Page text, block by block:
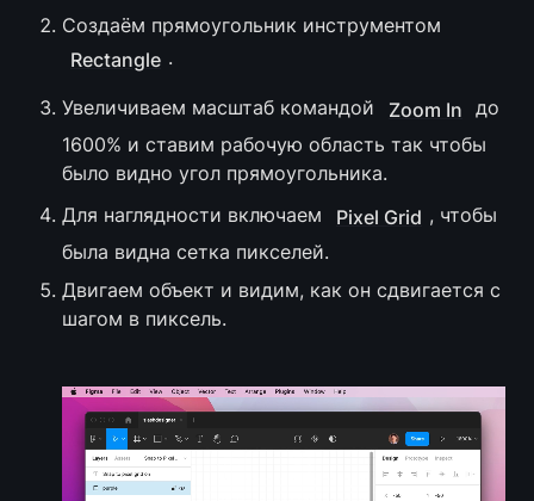
Создаём прямоугольник инструментом
Rectangle .
Увеличиваем масштаб командой Zoom In до
1600% и ставим рабочую область так чтобы
было видно угол прямоугольника.
Для наглядности включаем
Pixel Grid , чтобы
была видна сетка пикселей.
Двигаем объект и видим, как он сдвигается с
шагом в пиксель.